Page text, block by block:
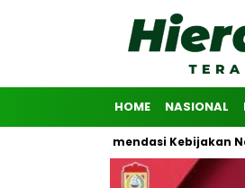
HOME NASIONAL
Rekomendasi Kebijakan